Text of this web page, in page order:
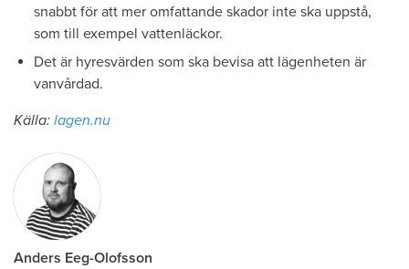
snabbt för att mer omfattande skador inte ska uppstå,
som till exempel vattenläckor.
Det är hyresvärden som ska bevisa att lägenheten är
vanvårdad.
Källa: lagen.nu
Anders Eeg-Olofsson